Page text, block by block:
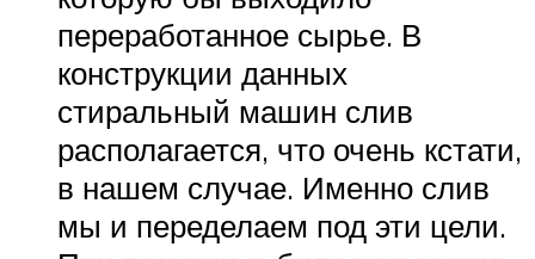
переработанное сырье. В
конструкции данных
стиральный машин слив
располагается, что очень кстати,
в нашем случае. Именно слив
мы и переделаем под эти цели.